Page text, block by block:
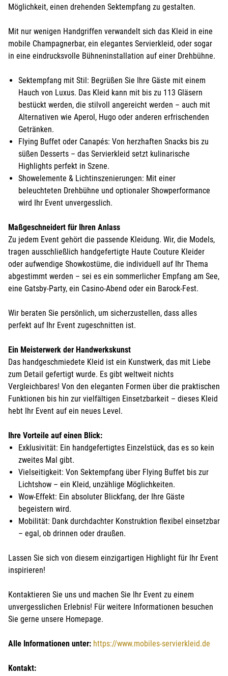
Möglichkeit, einen drehenden Sektempfang zu gestalten.
Mit nur wenigen Handgriffen verwandelt sich das Kleid in eine
mobile Champagnerbar, ein elegantes Servierkleid, oder sogar
in eine eindrucksvolle Bühneninstallation auf einer Drehbühne.
Sektempfang mit Stil: Begrüßen Sie Ihre Gäste mit einem
Hauch von Luxus. Das Kleid kann mit bis zu 113 Gläsern
bestückt werden, die stilvoll angereicht werden – auch mit
Alternativen wie Aperol, Hugo oder anderen erfrischenden
Getränken.
Flying Buffet oder Canapés: Von herzhaften Snacks bis zu
süßen Desserts – das Servierkleid setzt kulinarische
Highlights perfekt in Szene.
Showelemente & Lichtinszenierungen: Mit einer
beleuchteten Drehbühne und optionaler Showperformance
wird Ihr Event unvergesslich.
Maßgeschneidert für Ihren Anlass
Zu jedem Event gehört die passende Kleidung. Wir, die Models,
tragen ausschließlich handgefertigte Haute Couture Kleider
oder aufwendige Showkostüme, die individuell auf Ihr Thema
abgestimmt werden – sei es ein sommerlicher Empfang am See,
eine Gatsby-Party, ein Casino-Abend oder ein Barock-Fest.
Wir beraten Sie persönlich, um sicherzustellen, dass alles
perfekt auf Ihr Event zugeschnitten ist.
Ein Meisterwerk der Handwerkskunst
Das handgeschmiedete Kleid ist ein Kunstwerk, das mit Liebe
zum Detail gefertigt wurde. Es gibt weltweit nichts
Vergleichbares! Von den eleganten Formen über die praktischen
Funktionen bis hin zur vielfältigen Einsetzbarkeit – dieses Kleid
hebt Ihr Event auf ein neues Level.
Ihre Vorteile auf einen Blick:
Exklusivität: Ein handgefertigtes Einzelstück, das es so kein
zweites Mal gibt.
Vielseitigkeit: Von Sektempfang über Flying Buffet bis zur
Lichtshow – ein Kleid, unzählige Möglichkeiten.
Wow-Effekt: Ein absoluter Blickfang, der Ihre Gäste
begeistern wird.
Mobilität: Dank durchdachter Konstruktion flexibel einsetzbar
– egal, ob drinnen oder draußen.
Lassen Sie sich von diesem einzigartigen Highlight für Ihr Event
inspirieren!
Kontaktieren Sie uns und machen Sie Ihr Event zu einem
unvergesslichen Erlebnis! Für weitere Informationen besuchen
Sie gerne unsere Homepage.
Alle Informationen unter: https://www.mobiles-servierkleid.de
Kontakt: